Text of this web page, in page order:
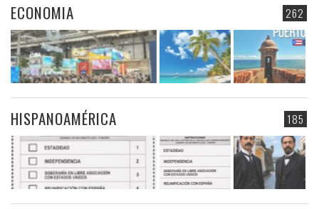
262
ECONOMIA
185
HISPANOAMÉRICA